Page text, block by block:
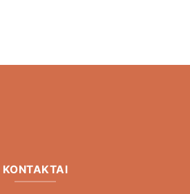
KONTAKTAI